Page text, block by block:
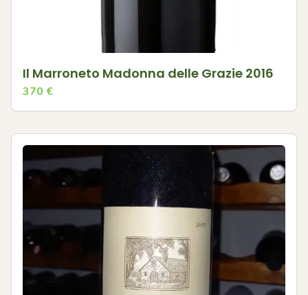
Il Marroneto Madonna delle Grazie 2016
370 €